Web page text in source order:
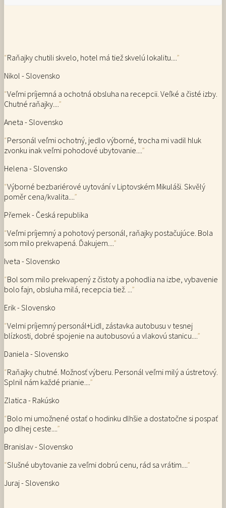
“Raňajky chutili skvelo, hotel má tiež skvelú lokalitu....”
Nikol - Slovensko
“Veľmi príjemná a ochotná obsluha na recepcii. Veľké a čisté izby.
Chutné raňajky....”
Aneta - Slovensko
“Personál veľmi ochotný, jedlo výborné, trocha mi vadil hluk
zvonku inak veľmi pohodové ubytovanie....”
Helena - Slovensko
“Výborné bezbariérové uytování v Liptovském Mikuláši. Skvělý
poměr cena/kvalita....”
Přemek - Česká republika
“Veľmi príjemný a pohotový personál, raňajky postačujúce. Bola
som milo prekvapená. Ďakujem....”
Iveta - Slovensko
“Bol som milo prekvapený z čistoty a pohodlia na izbe, vybavenie
bolo fajn, obsluha milá, recepcia tiež. ...”
Erik - Slovensko
“Velmi príjemný personál+Lidl, zástavka autobusu v tesnej
blízkosti, dobré spojenie na autobusovú a vlakovú stanicu....”
Daniela - Slovensko
“Raňajky chutné. Možnosť výberu. Personál veľmi milý a ústretový.
Splnil nám každé prianie....”
Zlatica - Rakúsko
“Bolo mi umožnené ostať o hodinku dlhšie a dostatočne si pospať
po dlhej ceste....”
Branislav - Slovensko
“Slušné ubytovanie za veľmi dobrú cenu, rád sa vrátim....”
Juraj - Slovensko